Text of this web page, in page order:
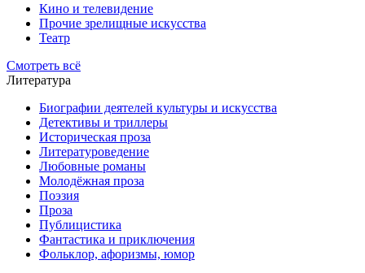
Кино и телевидение
Прочие зрелищные искусства
Театр
Смотреть всё
Литература
Биографии деятелей культуры и искусства
Детективы и триллеры
Историческая проза
Литературоведение
Любовные романы
Молодёжная проза
Поэзия
Проза
Публицистика
Фантастика и приключения
Фольклор, афоризмы, юмор